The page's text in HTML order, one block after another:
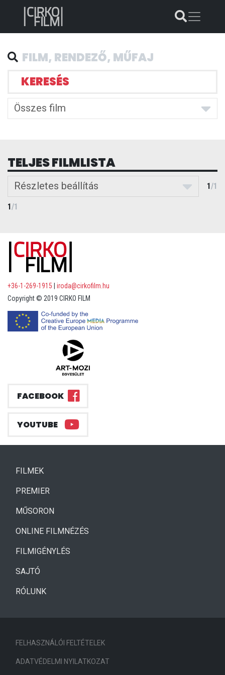
KERESÉS
Összes film
TELJES FILMLISTA
Részletes beállítás 1/1
1/1
+36-1-269-1915
iroda@cirkofilm.hu
Copyright © 2019 CIRKO FILM
FACEBOOK
YOUTUBE
FILMEK(CURRENT)
PREMIER
MŰSORON
ONLINE FILMNÉZÉS
FILMIGÉNYLÉS
SAJTÓ
RÓLUNK
FELHASZNÁLÓI FELTÉTELEK
ADATVÉDELMI NYILATKOZAT